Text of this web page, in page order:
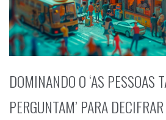
DOMINANDO O ‘AS PESSOAS
PERGUNTAM’ PARA